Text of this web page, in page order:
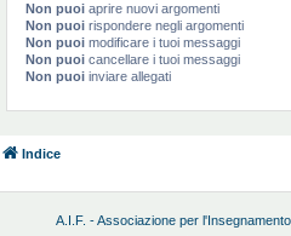
Non puoi aprire nuovi argomenti
Non puoi rispondere negli argomenti
Non puoi modificare i tuoi messaggi
Non puoi cancellare i tuoi messaggi
Non puoi inviare allegati
Indice
A.I.F. - Associazione per